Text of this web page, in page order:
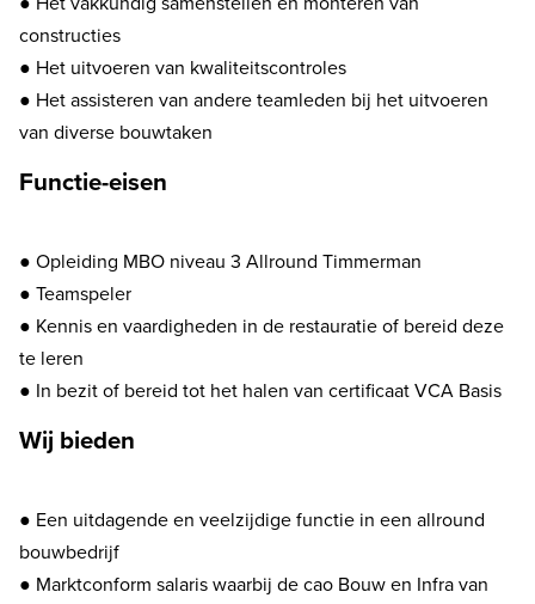
constructies
● Het uitvoeren van kwaliteitscontroles
● Het assisteren van andere teamleden bij het uitvoeren
van diverse bouwtaken
Functie-eisen
● Opleiding MBO niveau 3 Allround Timmerman
● Teamspeler
● Kennis en vaardigheden in de restauratie of bereid deze
te leren
● In bezit of bereid tot het halen van certificaat VCA Basis
Wij bieden
● Een uitdagende en veelzijdige functie in een allround
bouwbedrijf
● Marktconform salaris waarbij de cao Bouw en Infra van